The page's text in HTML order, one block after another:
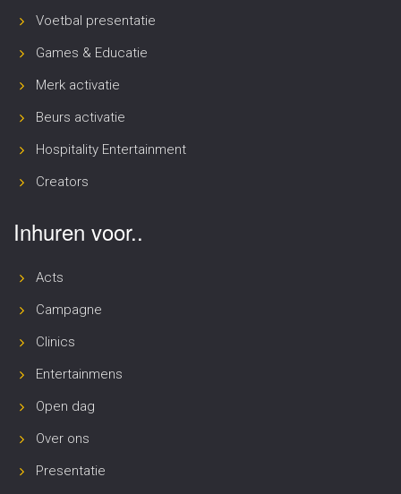
Voetbal presentatie
Games & Educatie
Merk activatie
Beurs activatie
Hospitality Entertainment
Creators
Inhuren voor..
Acts
Campagne
Clinics
Entertainmens
Open dag
Over ons
Presentatie